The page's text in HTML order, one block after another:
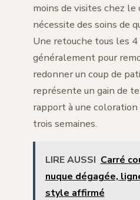
moins de visites chez le
nécessite des soins de
Une retouche tous les
généralement pour
redonner un coup de
représente un gain de
rapport à une
trois semaines.
LIRE AUSSI Carré
nuque dégagée,
style affirmé